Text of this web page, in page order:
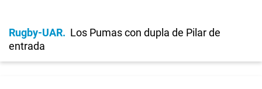
Rugby-UAR
Los Pumas con dupla de Pilar de
entrada